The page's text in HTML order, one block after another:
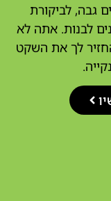
גבה, לביקורת
לבנות. אתה לא
לך את השקט